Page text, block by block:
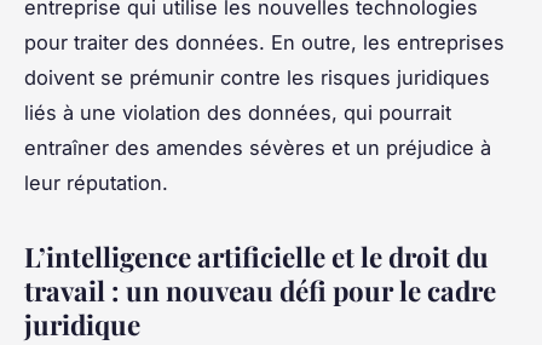
entreprise qui utilise les nouvelles technologies
pour traiter des données. En outre, les entreprises
doivent se prémunir contre les risques juridiques
liés à une violation des données, qui pourrait
entraîner des amendes sévères et un préjudice à
leur réputation.
L’intelligence artificielle et le droit du
travail : un nouveau défi pour le cadre
juridique